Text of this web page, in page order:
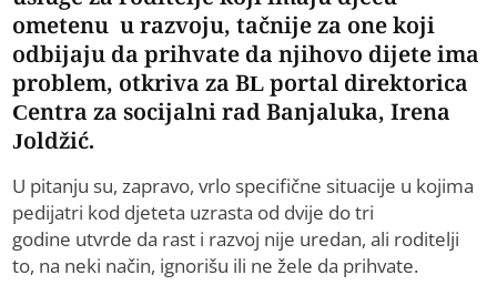
ometenu u razvoju, tačnije za one koji
odbijaju da prihvate da njihovo dijete ima
problem, otkriva za BL portal direktorica
Centra za socijalni rad Banjaluka, Irena
Joldžić.
U pitanju su, zapravo, vrlo specifične situacije u kojima
pedijatri kod djeteta uzrasta od dvije do tri
godine utvrde da rast i razvoj nije uredan, ali roditelji
to, na neki način, ignorišu ili ne žele da prihvate.